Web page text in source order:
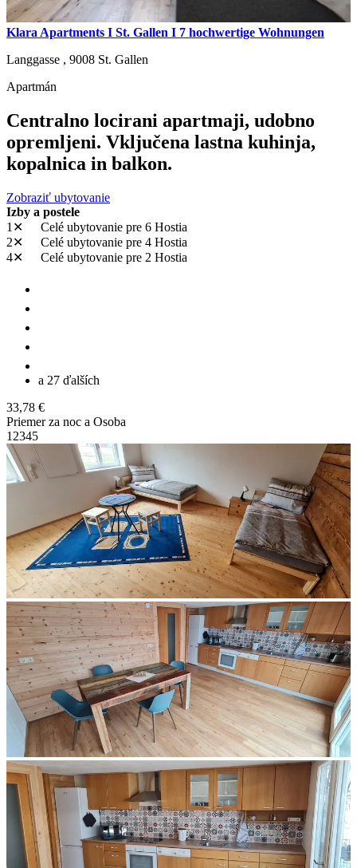
Klara Apartments I St. Gallen I 7 hochwertige Wohnungen
Langgasse , 9008 St. Gallen
Apartmán
Centralno locirani apartmaji, udobno
opremljeni. Vključena lastna kuhinja,
kopalnica in balkon.
Zobraziť ubytovanie
Izby a postele
1✕
Celé ubytovanie pre 6 Hostia
2✕
Celé ubytovanie pre 4 Hostia
4✕
Celé ubytovanie pre 2 Hostia
a 27 ďalších
33,78 €
Priemer za noc a Osoba
1 2345